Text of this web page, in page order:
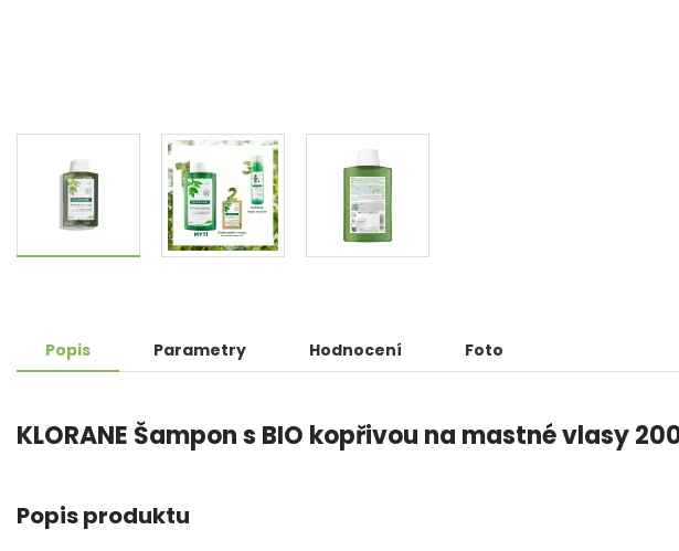
Popis Parametry Hodnocení Foto
KLORANE Šampon s BIO kopřivou na mastné vlasy
Popis produktu